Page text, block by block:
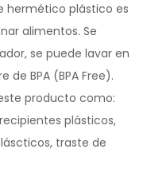
hermético plástico es
alimentos. Se
se puede lavar en
de BPA (BPA Free).
producto como:
plásticos,
traste de